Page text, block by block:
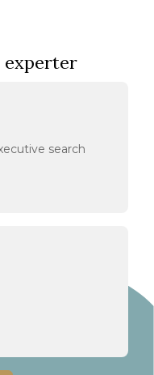
experter
search